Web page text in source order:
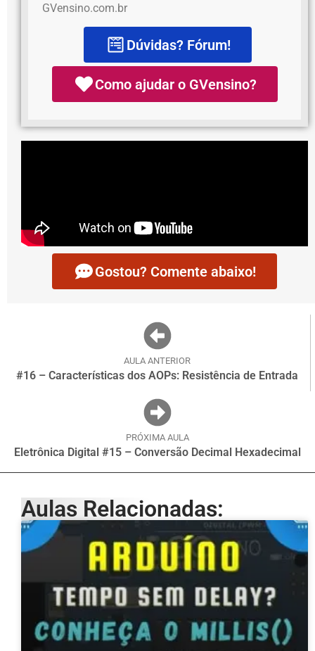
GVensino.com.br
Dúvidas? Fórum!
Como ajudar o GVensino?
Gostou? Comente abaixo!
AULA ANTERIOR
#16 – Características dos AOPs: Resistência de Entrada
PRÓXIMA AULA
Eletrônica Digital #15 – Conversão Decimal Hexadecimal
Aulas Relacionadas: